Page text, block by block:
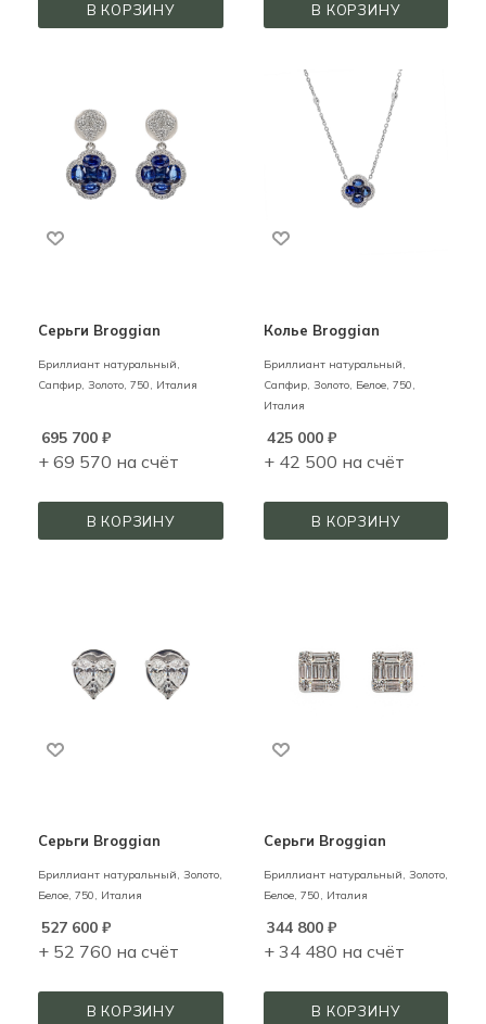
В КОРЗИНУ В КОРЗИНУ
Серьги Broggian
Бриллиант натуральный,
Сапфир, Золото, 750, Италия
695 700 ₽
+ 69 570 на счёт
В КОРЗИНУ
Колье Broggian
Бриллиант натуральный,
Сапфир, Золото, Белое, 750,
Италия
425 000₽
+ 42 500 на счёт
В КОРЗИНУ
Серьги Broggian
Бриллиант натуральный, Золото,
Белое, 750, Италия
527 600 ₽
+ 52 760 на счёт
В КОРЗИНУ
Серьги Broggian
Бриллиант натуральный, Золото,
Белое, 750, Италия
344 800₽
+ 34 480 на счёт
В КОРЗИНУ